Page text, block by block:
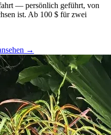
— persönlich geführt, von
ist. Ab 100 $ für zwei
→